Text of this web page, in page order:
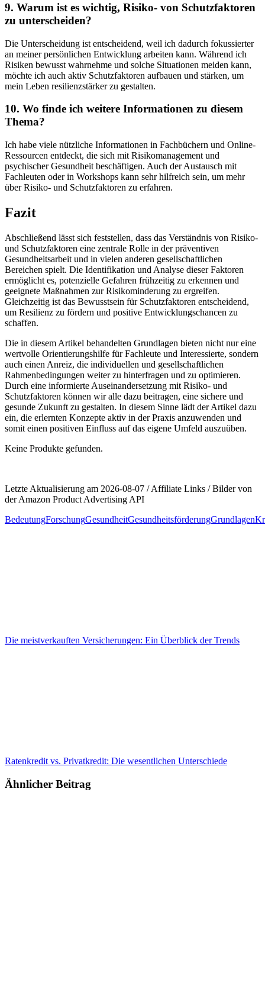
9. Warum ist es wichtig, Risiko- von Schutzfaktoren
zu unterscheiden?
Die‌ Unterscheidung ⁤ist​ entscheidend, ⁣weil ich dadurch fokussierter
an meiner persönlichen Entwicklung arbeiten kann. Während ich
Risiken bewusst wahrnehme und solche Situationen meiden kann,
möchte ich auch ⁤aktiv Schutzfaktoren⁤ aufbauen‌ und stärken, um
mein Leben resilienzstärker zu gestalten.
10. Wo finde ⁢ich weitere Informationen ⁤zu diesem‍
Thema?
Ich habe viele nützliche⁣ Informationen in Fachbüchern und ‌Online-
Ressourcen⁢ entdeckt, die sich mit Risikomanagement und
psychischer Gesundheit beschäftigen. Auch​ der Austausch mit
Fachleuten oder in Workshops ⁤kann sehr hilfreich sein, um mehr
über Risiko- und Schutzfaktoren zu‌ erfahren. ​
Fazit
Abschließend ‌lässt⁣ sich feststellen, dass das Verständnis von Risiko-
und Schutzfaktoren eine zentrale Rolle in der präventiven‌
Gesundheitsarbeit und in ​vielen anderen gesellschaftlichen
Bereichen spielt. Die ​Identifikation ⁣und ‌Analyse dieser Faktoren
⁤ermöglicht‍ es, potenzielle Gefahren frühzeitig zu erkennen und
geeignete Maßnahmen zur Risikominderung ⁢zu ergreifen.
Gleichzeitig ist das Bewusstsein für Schutzfaktoren entscheidend,
um Resilienz zu fördern und ​positive Entwicklungschancen zu
schaffen.
Die in diesem Artikel behandelten Grundlagen bieten nicht nur eine
wertvolle Orientierungshilfe für Fachleute und Interessierte, ⁤sondern
auch einen Anreiz, die individuellen und⁢ gesellschaftlichen
Rahmenbedingungen weiter⁢ zu hinterfragen und zu⁣ optimieren.
Durch eine informierte Auseinandersetzung mit Risiko- und
Schutzfaktoren können⁢ wir alle dazu‍ beitragen, eine sichere und
gesunde Zukunft zu gestalten. In diesem Sinne lädt der Artikel dazu
ein, die erlernten⁢ Konzepte aktiv in der Praxis​ anzuwenden und
somit einen positiven Einfluss auf ‍das eigene Umfeld auszuüben.
Keine Produkte gefunden.
Letzte Aktualisierung am 2026-08-07 / Affiliate Links / Bilder von
der Amazon Product Advertising API
BedeutungForschungGesundheitGesundheitsförderungGrundlagen
Die meistverkauften Versicherungen: Ein Überblick der Trends
Ratenkredit vs. Privatkredit: Die wesentlichen Unterschiede
Ähnlicher Beitrag